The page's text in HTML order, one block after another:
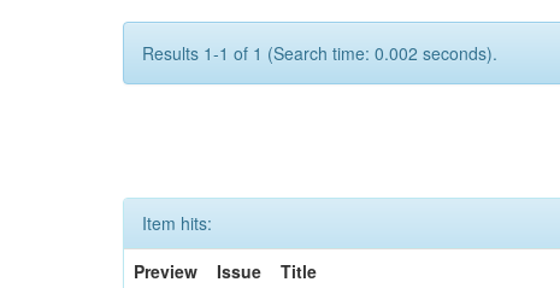
Results 1-1 of 1 (Search time: 0.002 seconds).
Item hits:
Preview
Issue
Title